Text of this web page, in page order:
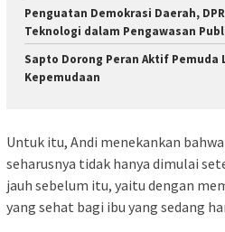
Penguatan Demokrasi Daerah,
Teknologi dalam Pengawasan
Sapto Dorong Peran Aktif Pemuda
Kepemudaan
Untuk itu, Andi menekankan
seharusnya tidak hanya dimulai
jauh sebelum itu, yaitu dengan
yang sehat bagi ibu yang sedang